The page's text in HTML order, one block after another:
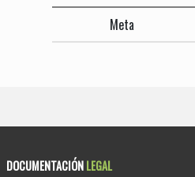
Meta
DOCUMENTACIÓNLEGAL